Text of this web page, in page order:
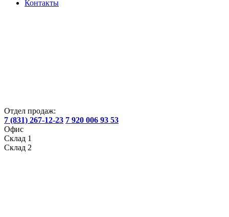
Контакты
Отдел продаж:
7 (831) 267-12-23 7 920 006 93 53
Офис
Склад 1
Склад 2